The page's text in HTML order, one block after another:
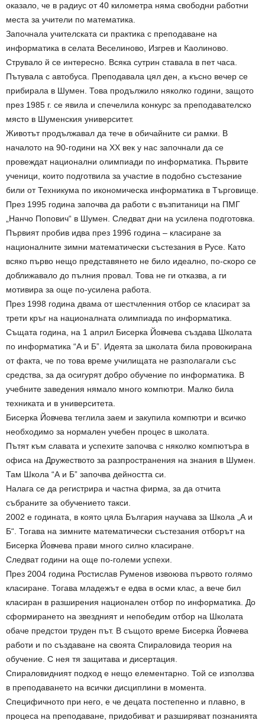
оказало, че в радиус от 40 километра няма свободни работни
места за учители по математика.
Започнала учителската си практика с преподаване на
информатика в селата Веселиново, Изгрев и Каолиново.
Струвало й се интересно. Всяка сутрин ставала в пет часа.
Пътувала с автобуса. Преподавала цял ден, а късно вечер се
прибирала в Шумен. Това продължило няколко години, защото
през 1985 г. се явила и спечелила конкурс за преподавателско
място в Шуменския университет.
Животът продължавал да тече в обичайните си рамки. В
началото на 90-години на ХХ век у нас започнали да се
провеждат национални олимпиади по информатика. Първите
ученици, които подготвила за участие в подобно състезание
били от Техникума по икономическа информатика в Търговище.
През 1995 година започва да работи с възпитаници на ПМГ
„Нанчо Попович“ в Шумен. Следват дни на усилена подготовка.
Първият пробив идва през 1996 година – класиране за
националните зимни математически състезания в Русе. Като
всяко първо нещо представянето не било идеално, по-скоро се
доближавало до пълния провал. Това не ги отказва, а ги
мотивира за още по-усилена работа.
През 1998 година двама от шестчленния отбор се класират за
трети кръг на националната олимпиада по информатика.
Същата година, на 1 април Бисерка Йовчева създава Школата
по информатика “А и Б”. Идеята за школата била провокирана
от факта, че по това време училищата не разполагали със
средства, за да осигурят добро обучение по информатика. В
учебните заведения нямало много компютри. Малко била
техниката и в университета.
Бисерка Йовчева теглила заем и закупила компютри и всичко
необходимо за нормален учебен процес в школата.
Пътят към славата и успехите започва с няколко компютъра в
офиса на Дружеството за разпространения на знания в Шумен.
Там Школа “А и Б” започва дейността си.
Налага се да регистрира и частна фирма, за да отчита
събраните за обучението такси.
2002 е годината, в която цяла България научава за Школа „А и
Б“. Тогава на зимните математически състезания отборът на
Бисерка Йовчева прави много силно класиране.
Следват години на още по-големи успехи.
През 2004 година Ростислав Руменов извоюва първото голямо
класиране. Тогава младежът е едва в осми клас, а вече бил
класиран в разширения национален отбор по информатика. До
сформирането на звездният и непобедим отбор на Школата
обаче предстои труден път. В същото време Бисерка Йовчева
работи и по създаване на своята Спираловида теория на
обучение. С нея тя защитава и дисертация.
Спираловидният подход е нещо елементарно. Той се използва
в преподаването на всички дисциплини в момента.
Специфичното при него, е че децата постепенно и плавно, в
процеса на преподаване, придобиват и разширяват познанията